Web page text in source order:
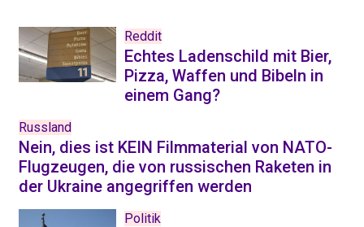
Reddit
Echtes Ladenschild mit Bier,
Pizza, Waffen und Bibeln in
einem Gang?
Russland
Nein, dies ist KEIN Filmmaterial von NATO-
Flugzeugen, die von russischen Raketen in
der Ukraine angegriffen werden
Politik